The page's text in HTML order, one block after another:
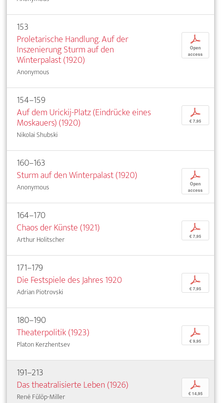
153
Proletarische Handlung. Auf der
Inszenierung Sturm auf den
Winterpalast (1920)
Anonymous
p
Open
access
154–159
Auf dem Urickij-Platz (Eindrücke eines
Moskauers) (1920)
Nikolai Shubski
p
€ 7,95
160–163
Sturm auf den Winterpalast (1920)
Anonymous
p
Open
access
164–170
Chaos der Künste (1921)
Arthur Holitscher
p
€ 7,95
171–179
Die Festspiele des Jahres 1920
Adrian Piotrovski
p
€ 7,95
180–190
Theaterpolitik (1923)
Platon Kerzhentsev
p
€ 9,95
191–213
Das theatralisierte Leben (1926)
René Fülöp-Miller
p
€ 14,95